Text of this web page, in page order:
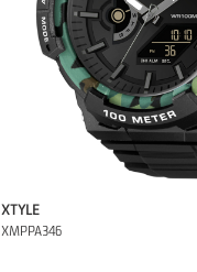
XTYLE
XMPPA346